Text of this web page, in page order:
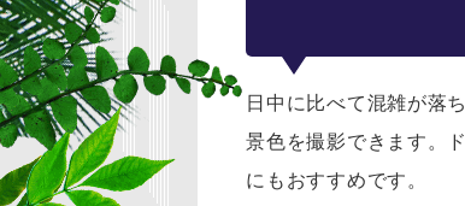
日中に比べて混雑が落
景色を撮影できます。
にもおすすめです。